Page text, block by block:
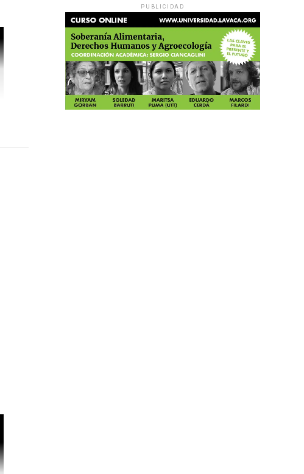
PUBLICIDAD